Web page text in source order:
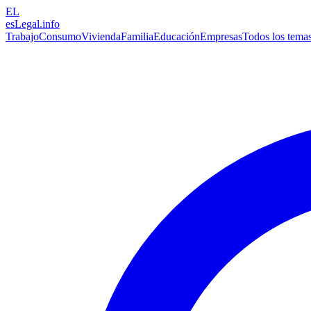
EL
esLegal.info
TrabajoConsumoViviendaFamiliaEducaciónEmpresasTodos los